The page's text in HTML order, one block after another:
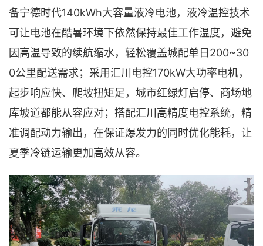
备宁德时代140kWh大容量液冷电池，液冷温控技术
可让电池在酷暑环境下依然保持最佳工作温度，避免
因高温导致的续航缩水，轻松覆盖城配单日 200~30
0公里配送需求；采用汇川电控170kW大功率电机，
起步响应快、爬坡扭矩足，城市红绿灯启停、商场地
库坡道都能从容应对；搭配汇川高精度电控系统，精
准调配动力输出，在保证爆发力的同时优化能耗，让
夏季冷链运输更加高效从容。